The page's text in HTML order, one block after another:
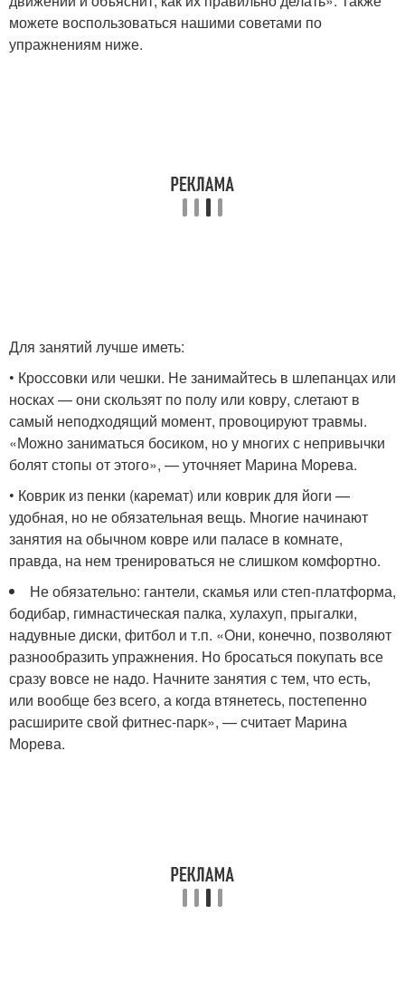
можете воспользоваться нашими советами по
упражнениям ниже.
Для занятий лучше иметь:
• Кроссовки или чешки. Не занимайтесь в шлепанцах или
носках — они скользят по полу или ковру, слетают в
самый неподходящий момент, провоцируют травмы.
«Можно заниматься босиком, но у многих с непривычки
болят стопы от этого», — уточняет Марина Морева.
• Коврик из пенки (каремат) или коврик для йоги —
удобная, но не обязательная вещь. Многие начинают
занятия на обычном ковре или паласе в комнате,
правда, на нем тренироваться не слишком комфортно.
Не обязательно: гантели, скамья или степ-платформа,
бодибар, гимнастическая палка, хулахуп, прыгалки,
надувные диски, фитбол и т.п. «Они, конечно, позволяют
разнообразить упражнения. Но бросаться покупать все
сразу вовсе не надо. Начните занятия с тем, что есть,
или вообще без всего, а когда втянетесь, постепенно
расширите свой фитнес-парк», — считает Марина
Морева.